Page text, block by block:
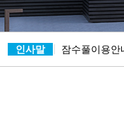
인사말 잠수풀이용안